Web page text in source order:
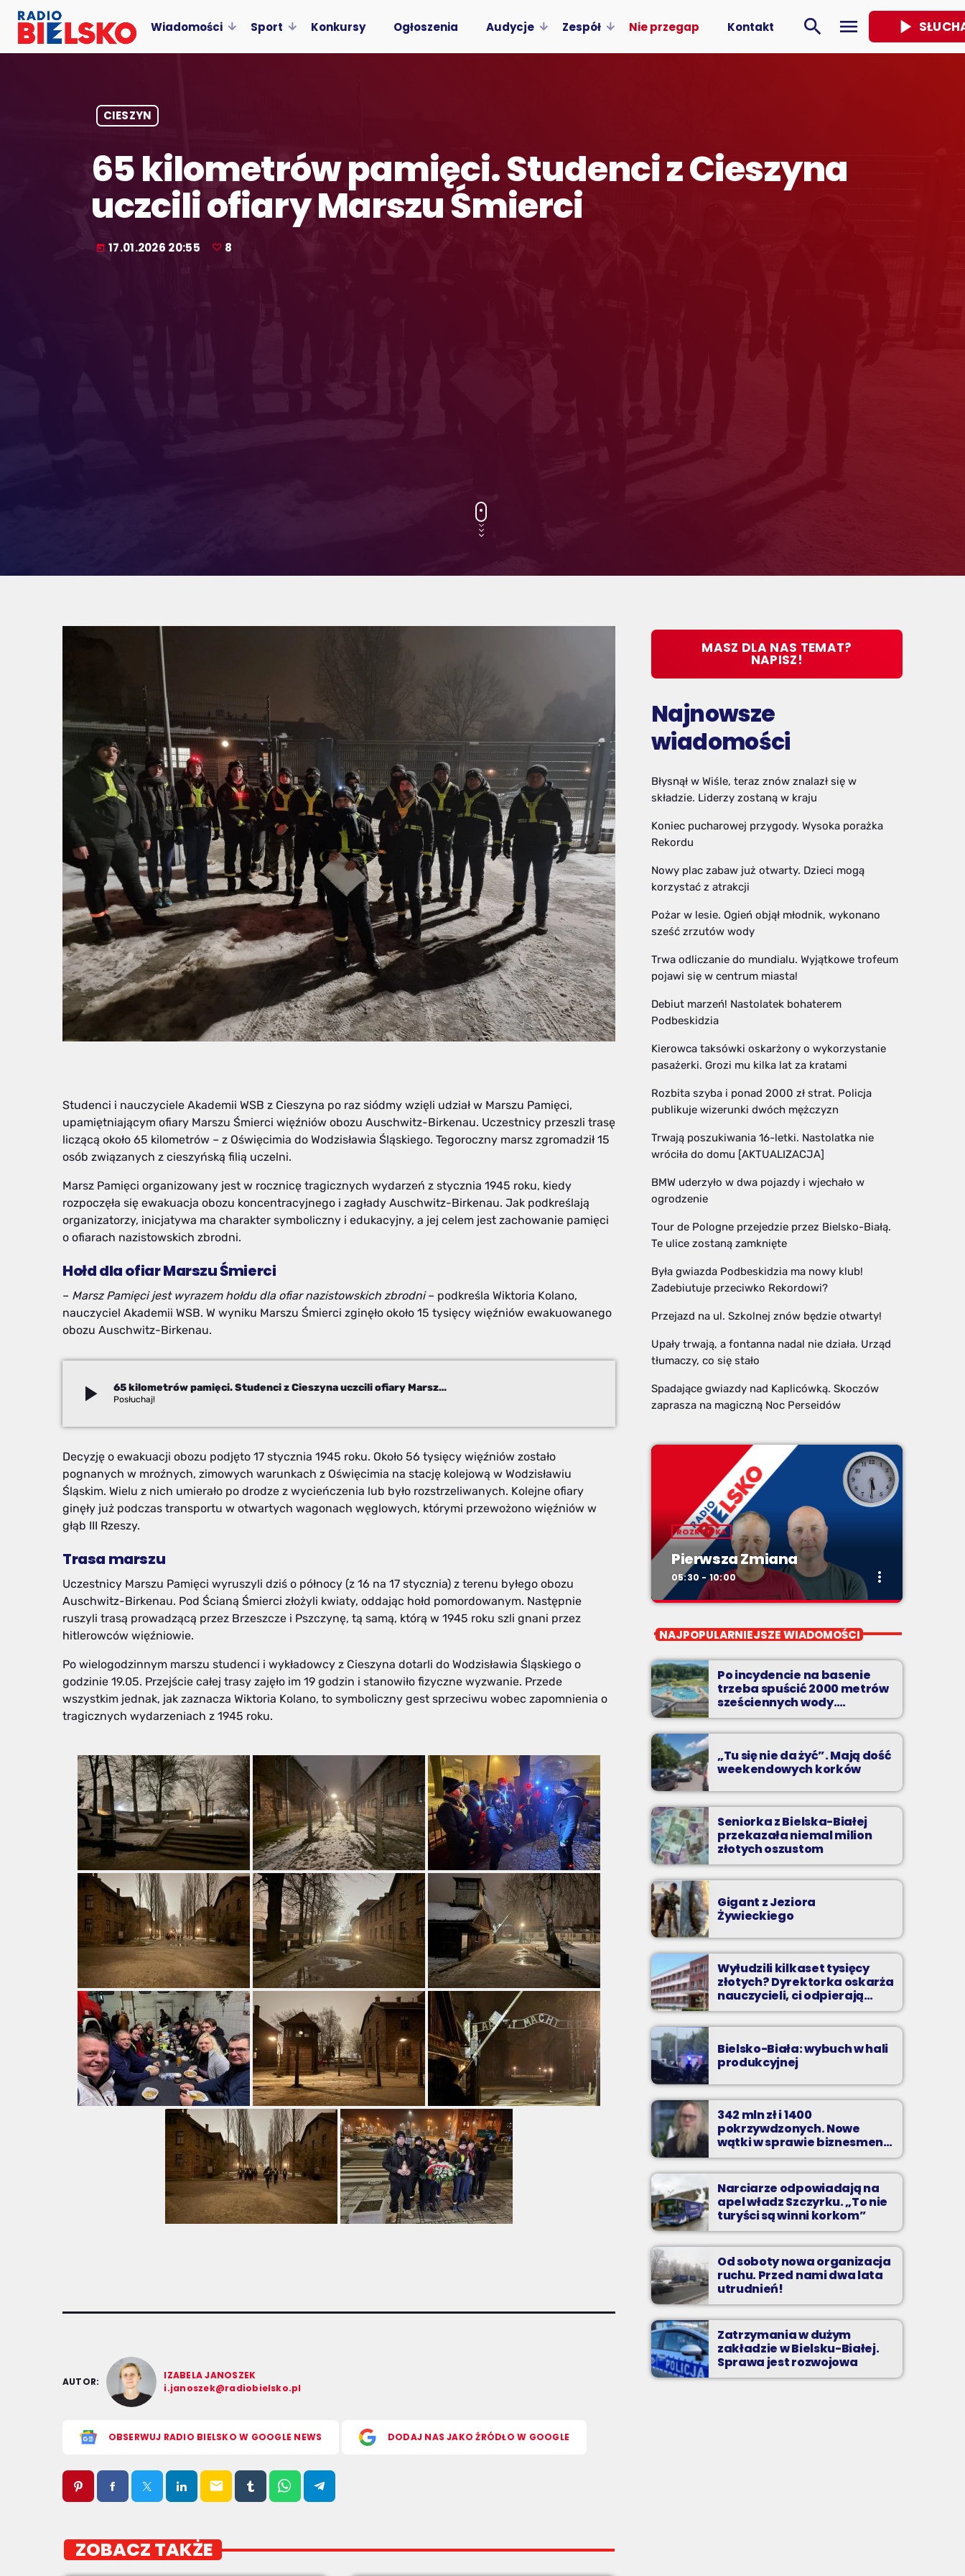
Wiadomości Sport Konkursy Ogłoszenia Audycje Zespół Nie przegap Kontakt search menu play_arrow
CIESZYN
65 kilometrów pamięci. Studenci z Cieszyna
uczcili ofiary Marszu Śmierci
today 17.01.2026 20:55 8
Studenci i nauczyciele Akademii WSB z Cieszyna po raz siódmy wzięli udział w Marszu Pamięci,
upamiętniającym ofiary Marszu Śmierci więźniów obozu Auschwitz-Birkenau. Uczestnicy przeszli trasę
liczącą około 65 kilometrów – z Oświęcimia do Wodzisławia Śląskiego. Tegoroczny marsz zgromadził 15
osób związanych z cieszyńską filią uczelni.
Marsz Pamięci organizowany jest w rocznicę tragicznych wydarzeń z stycznia 1945 roku, kiedy
rozpoczęła się ewakuacja obozu koncentracyjnego i zagłady Auschwitz-Birkenau. Jak podkreślają
organizatorzy, inicjatywa ma charakter symboliczny i edukacyjny, a jej celem jest zachowanie pamięci
o ofiarach nazistowskich zbrodni.
Hołd dla ofiar Marszu Śmierci
– Marsz Pamięci jest wyrazem hołdu dla ofiar nazistowskich zbrodni– podkreśla Wiktoria Kolano,
nauczyciel Akademii WSB. W wyniku Marszu Śmierci zginęło około 15 tysięcy więźniów ewakuowanego
obozu Auschwitz-Birkenau.
play_arrow 65 kilometrów pamięci. Studenci z Cieszyna uczcili ofiary Marszu Śmierci
Decyzję o ewakuacji obozu podjęto 17 stycznia 1945 roku. Około 56 tysięcy więźniów zostało
pognanych w mroźnych, zimowych warunkach z Oświęcimia na stację kolejową w Wodzisławiu
Śląskim. Wielu z nich umierało po drodze z wycieńczenia lub było rozstrzeliwanych. Kolejne ofiary
ginęły już podczas transportu w otwartych wagonach węglowych, którymi przewożono więźniów w
głąb III Rzeszy.
Trasa marszu
Uczestnicy Marszu Pamięci wyruszyli dziś o północy (z 16 na 17 stycznia) z terenu byłego obozu
Auschwitz-Birkenau. Pod Ścianą Śmierci złożyli kwiaty, oddając hołd pomordowanym. Następnie
ruszyli trasą prowadzącą przez Brzeszcze i Pszczynę, tą samą, którą w 1945 roku szli gnani przez
hitlerowców więźniowie.
Po wielogodzinnym marszu studenci i wykładowcy z Cieszyna dotarli do Wodzisławia Śląskiego o
godzinie 19.05. Przejście całej trasy zajęło im 19 godzin i stanowiło fizyczne wyzwanie. Przede
wszystkim jednak, jak zaznacza Wiktoria Kolano, to symboliczny gest sprzeciwu wobec zapomnienia o
tragicznych wydarzeniach z 1945 roku.
AUTOR:
IZABELA JANOSZEK
i.janoszek@radiobielsko.pl
OBSERWUJ RADIO BIELSKO W GOOGLE NEWS DODAJ NAS JAKO ŹRÓDŁO W GOOGLE
email
ZOBACZ TAKŻE
MASZ DLA NAS TEMAT?
NAPISZ!
Najnowsze
wiadomości
Błysnął w Wiśle, teraz znów znalazł się w
składzie. Liderzy zostaną w kraju
Koniec pucharowej przygody. Wysoka porażka
Rekordu
Nowy plac zabaw już otwarty. Dzieci mogą
korzystać z atrakcji
Pożar w lesie. Ogień objął młodnik, wykonano
sześć zrzutów wody
Trwa odliczanie do mundialu. Wyjątkowe trofeum
pojawi się w centrum miasta!
Debiut marzeń! Nastolatek bohaterem
Podbeskidzia
Kierowca taksówki oskarżony o wykorzystanie
pasażerki. Grozi mu kilka lat za kratami
Rozbita szyba i ponad 2000 zł strat. Policja
publikuje wizerunki dwóch mężczyzn
Trwają poszukiwania 16-letki. Nastolatka nie
wróciła do domu [AKTUALIZACJA]
BMW uderzyło w dwa pojazdy i wjechało w
ogrodzenie
Tour de Pologne przejedzie przez Bielsko-Białą.
Te ulice zostaną zamknięte
Była gwiazda Podbeskidzia ma nowy klub!
Zadebiutuje przeciwko Rekordowi?
Przejazd na ul. Szkolnej znów będzie otwarty!
Upały trwają, a fontanna nadal nie działa. Urząd
tłumaczy, co się stało
Spadające gwiazdy nad Kaplicówką. Skoczów
zaprasza na magiczną Noc Perseidów
ROZRYWKA
Pierwsza Zmiana
05:30 - 10:00 more_vert
Pierwsza Zmiana
Codziennie od poniedziałku do piątku od 5:30
do 10.
NAJPOPULARNIEJSZE WIADOMOŚCI
Po incydencie na basenie
trzeba spuścić 2000 metrów
sześciennych wody.
„Ogromne koszty i ogromna
praca”
„Tu się nie da żyć”. Mają dość
weekendowych korków
Seniorka z Bielska-Białej
przekazała niemal milion
złotych oszustom
Gigant z Jeziora
Żywieckiego
Wyłudzili kilkaset tysięcy
złotych? Dyrektorka oskarża
nauczycieli, ci odpierają
zarzuty
Bielsko-Biała: wybuch w hali
produkcyjnej
342 mln zł i 1400
pokrzywdzonych. Nowe
wątki w sprawie biznesmena
z Bielska-Białej
Narciarze odpowiadają na
apel władz Szczyrku. „To nie
turyści są winni korkom”
Od soboty nowa organizacja
ruchu. Przed nami dwa lata
utrudnień!
Zatrzymania w dużym
zakładzie w Bielsku-Białej.
Sprawa jest rozwojowa